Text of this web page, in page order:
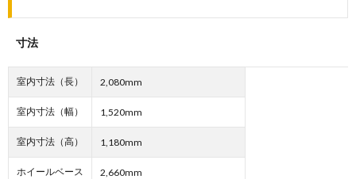
寸法
室内寸法（長） 2,080mm
室内寸法（幅） 1,520mm
室内寸法（高） 1,180mm
ホイールベース 2,660mm